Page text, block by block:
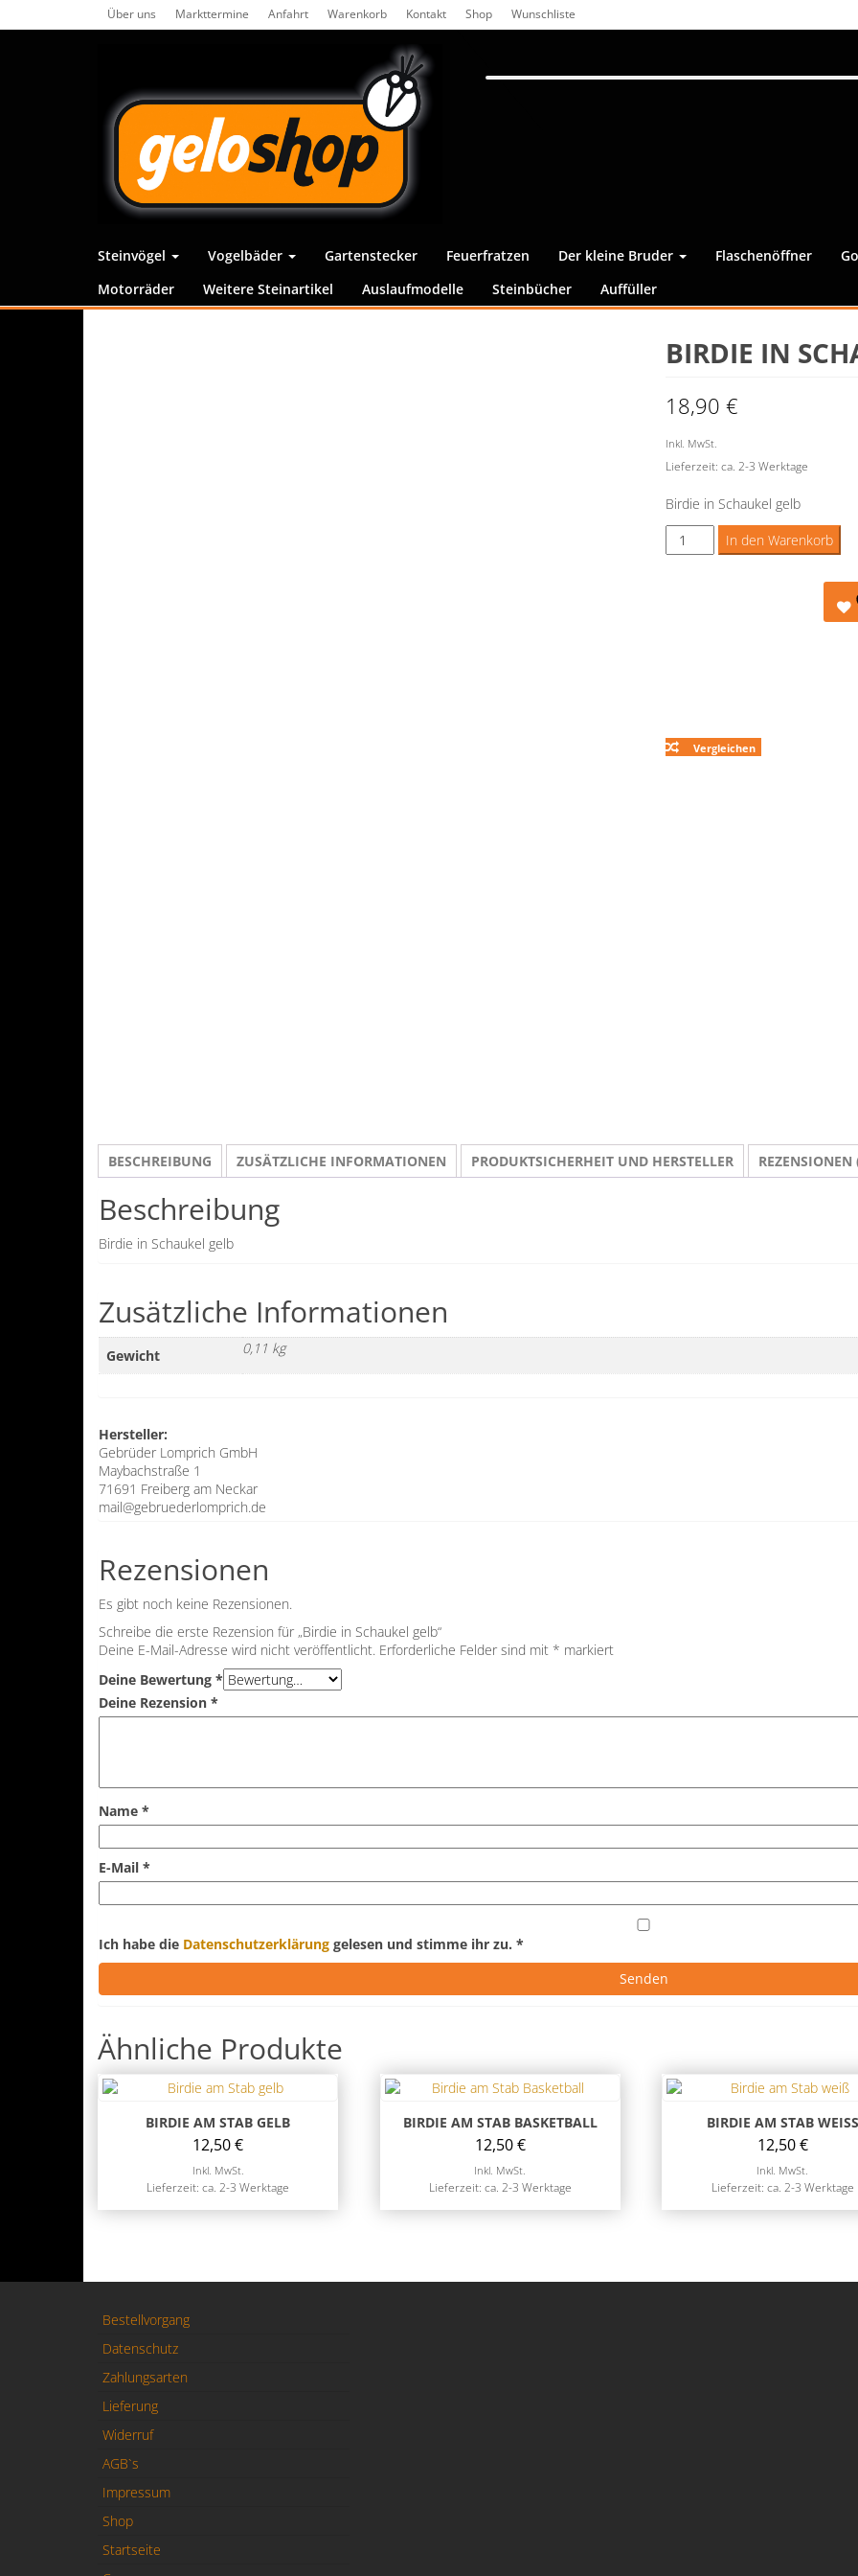
to
Über uns Markttermine Anfahrt Warenkorb Kontakt Shop Wunschliste
Steinvögel Vogelbäder Gartenstecker Feuerfratzen Der kleine Bruder Flaschenöffner
Motorräder
Weitere Steinartikel Auslaufmodelle Steinbücher Auffüller
BIRDIE IN
18,90 €
Inkl. MwSt.
Lieferzeit: ca. 2-3 Werktage
Birdie in Schaukel gelb
Birdie
in
In den Warenkorb
Vergleichen
BESCHREIBUNG ZUSÄTZLICHE INFORMATIONEN PRODUKTSICHERHEIT UND HERSTELLER REZENSIONEN
Beschreibung
Birdie in Schaukel gelb
Zusätzliche Informationen
Gewicht 0,11 kg
Hersteller:
Gebrüder Lomprich GmbH
Maybachstraße 1
71691 Freiberg am Neckar
mail@gebruederlomprich.de
Rezensionen
Es gibt noch keine Rezensionen.
Schreibe die erste Rezension für „Birdie in Schaukel gelb“
Deine E-Mail-Adresse wird nicht veröffentlicht. Erforderliche Felder sind mit * markiert
Deine Bewertung *
Deine Rezension *
Name *
E-Mail *
Ich habe die Datenschutzerklärung gelesen und stimme ihr zu. *
Ähnliche Produkte
BIRDIE AM STAB GELB
12,50€
Inkl. MwSt.
Lieferzeit: ca. 2-3 Werktage
BIRDIE AM STAB BASKETBALL
12,50€
Inkl. MwSt.
Lieferzeit: ca. 2-3 Werktage
BIRDIE AM STAB WEISS
12,50€
Inkl. MwSt.
Lieferzeit: ca. 2-3 Werktage
Bestellvorgang
Datenschutz
Zahlungsarten
Lieferung
Widerruf
AGB`s
Impressum
Shop
Startseite